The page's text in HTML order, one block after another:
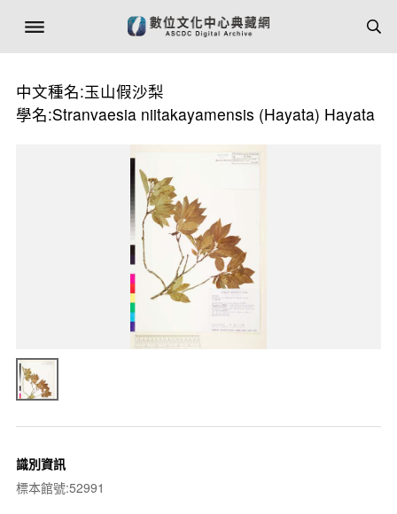
中文種名:玉山假沙梨
學名:Stranvaesia niitakayamensis (Hayata) Hayata
識別資訊
標本館號:52991